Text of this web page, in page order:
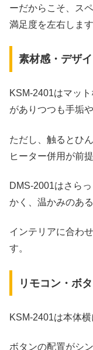
ーだからこそ、ス
満足度を左右します
素材感・デザ
KSM‑2401はマッ
がありつつも手垢
ただし、触るとひ
ヒーター併用が前提
DMS‑2001はさら
かく、温かみのある
インテリアに合わ
す。
リモコン・ボ
KSM‑2401は本体
ボタンの配置がシ